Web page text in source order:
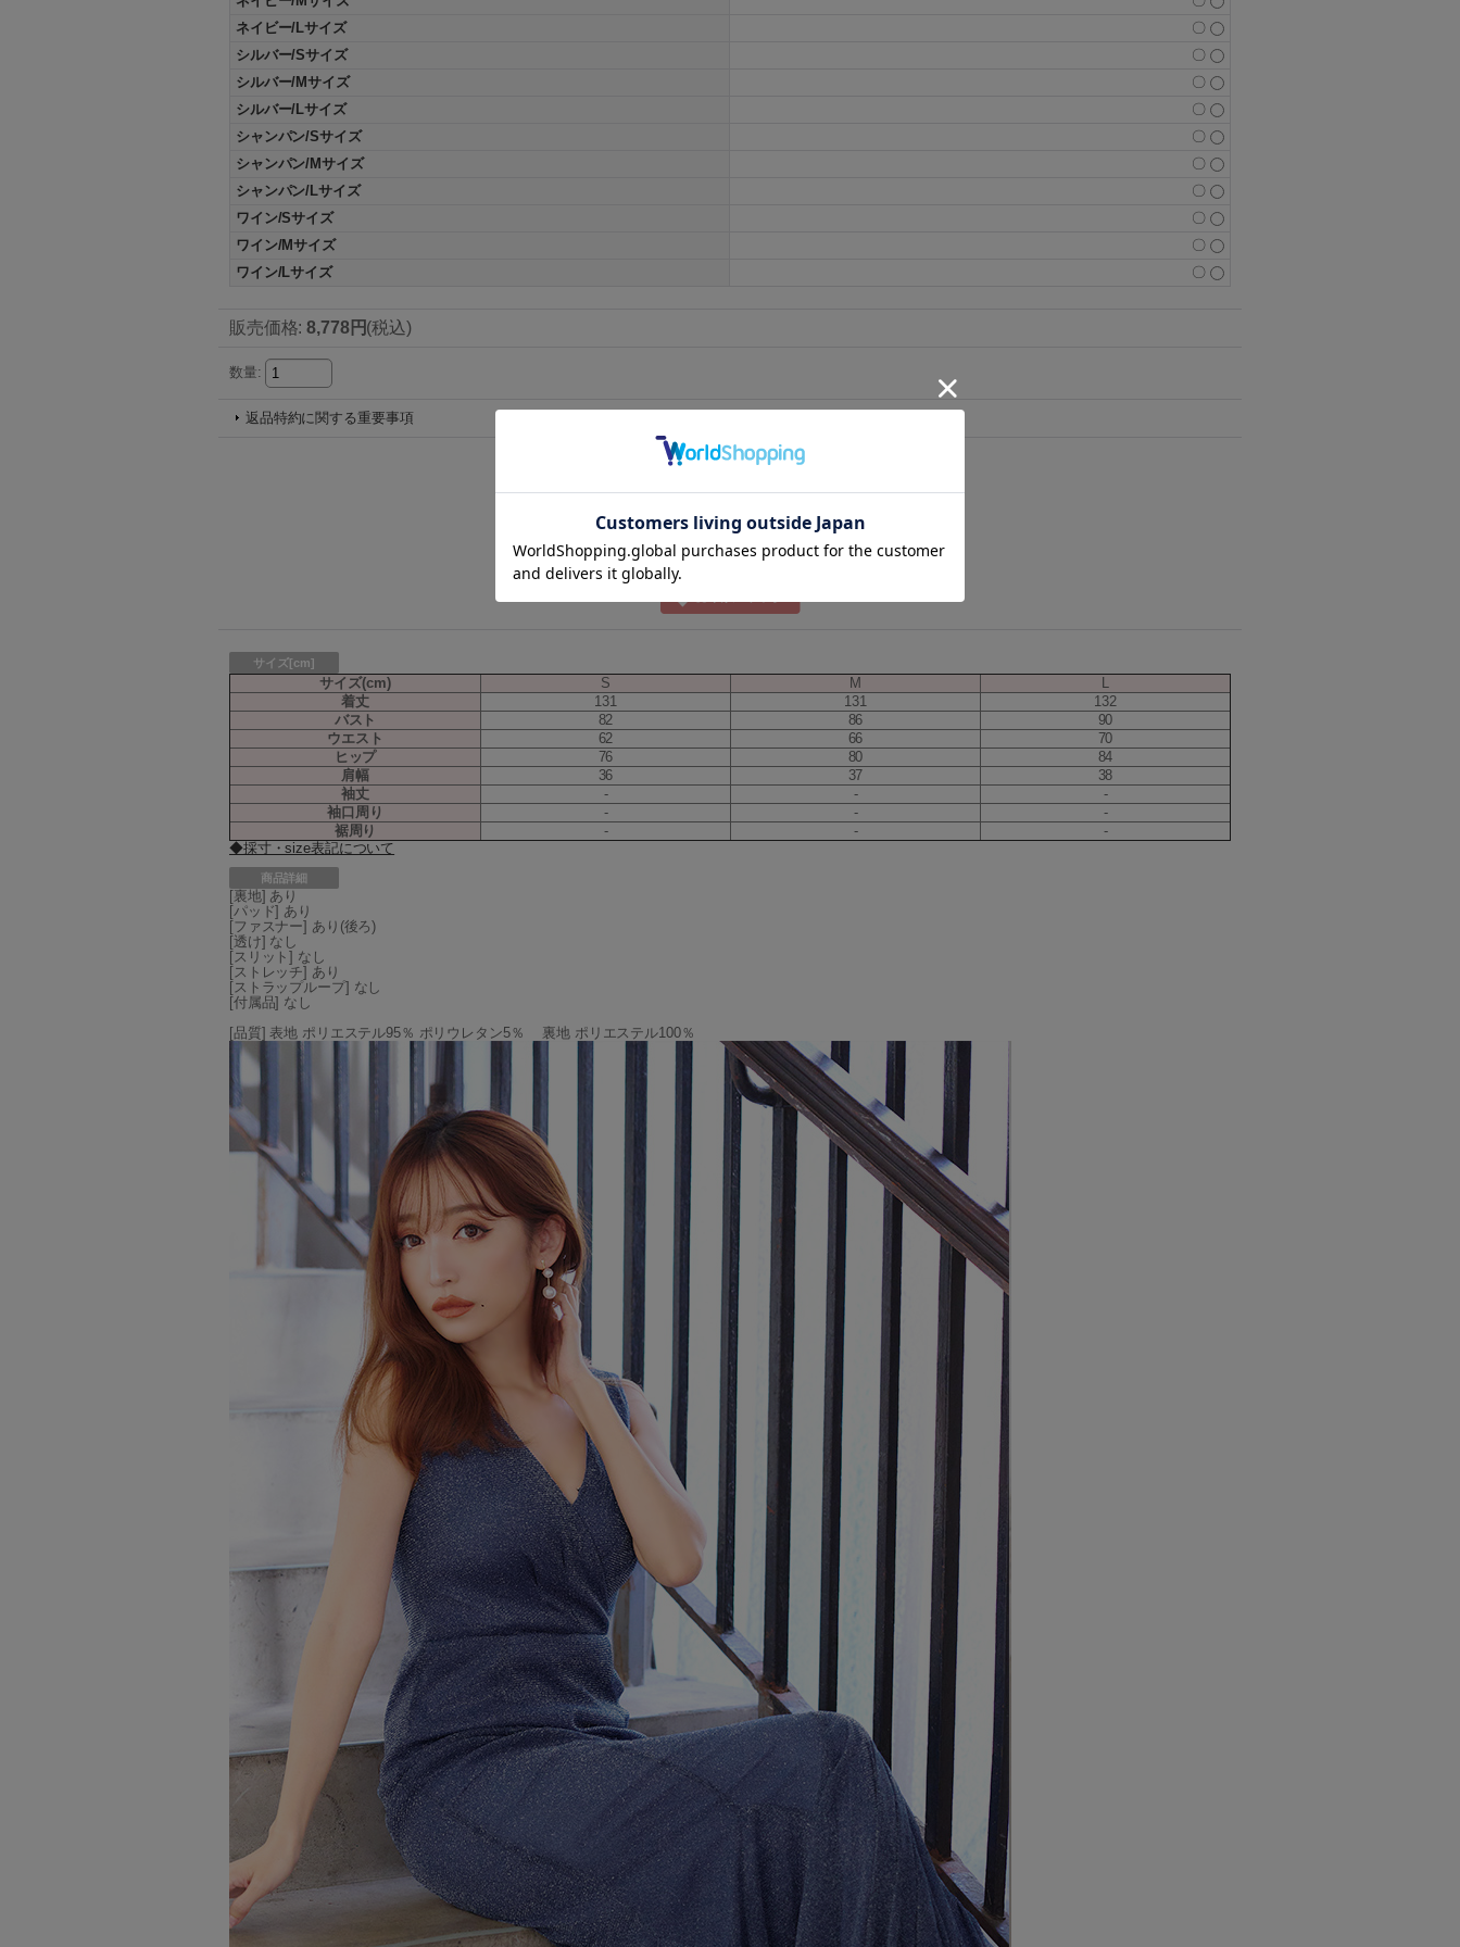
ネイビー/Lサイズ
〇
シルバー/Sサイズ
〇
シルバー/Mサイズ
〇
シルバー/Lサイズ
〇
シャンパン/Sサイズ
〇
シャンパン/Mサイズ
〇
シャンパン/Lサイズ
〇
ワイン/Sサイズ
〇
ワイン/Mサイズ
〇
ワイン/Lサイズ
〇
販売価格: 8,778円(税込)
数量:
返品特約に関する重要事項
サイズ[cm]
サイズ(cm) S M
L
着丈
131 131
132
バスト
82 86
90
ウエスト
62 66
70
ヒップ
76 80
84
肩幅
36 37
38
袖丈
- -
-
袖口周り
- -
-
裾周り
- -
-
◆採寸・size表記について
商品詳細
[裏地] あり
[パッド] あり
[ファスナー] あり(後ろ)
[透け] なし
[スリット] なし
[ストレッチ] あり
[ストラップループ] なし
[付属品] なし
[品質] 表地 ポリエステル95％ ポリウレタン5％ 裏地 ポリエステル100％